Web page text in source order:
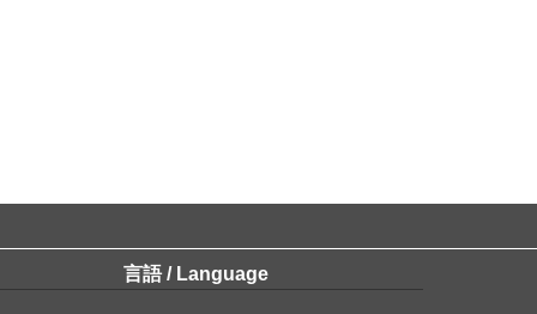
言語 / Language